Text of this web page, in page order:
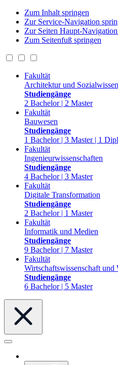
Zum Inhalt springen
Zur Service-Navigation
Zur Seiten Haupt-
Zum Seitenfuß springen
Fakultät
Architektur und
Studiengänge
2 Bachelor | 2 Master
Fakultät
Bauwesen
Studiengänge
1 Bachelor | 3 Master | 1
Fakultät
Ingenieurwissenschaften
Studiengänge
4 Bachelor | 3 Master
Fakultät
Digitale Transformation
Studiengänge
2 Bachelor | 1 Master
Fakultät
Informatik und Medien
Studiengänge
9 Bachelor | 7 Master
Fakultät
Wirtschaftswissenschaft und
Studiengänge
6 Bachelor | 5 Master